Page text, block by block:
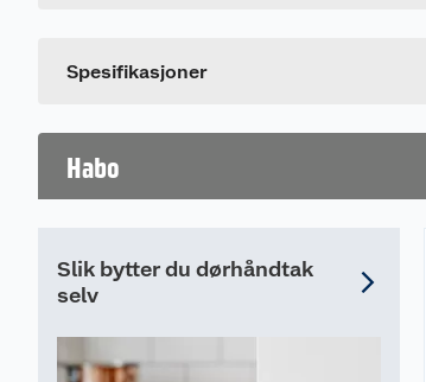
Spesifikasjoner
Habo
Slik bytter du dørhåndtak
selv